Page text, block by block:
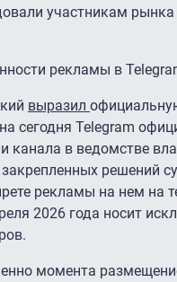
участникам рынка
рекламы в
выразил
сегодня Telegram
канала в ведомстве
решений
рекламы на нем на
2026 года носит
момента